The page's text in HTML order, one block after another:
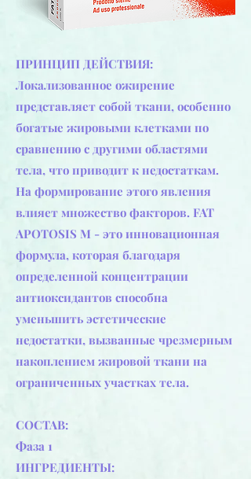
ПРИНЦИП ДЕЙСТВИЯ:
Локализованное ожирение
представляет собой ткани, особенно
богатые жировыми клетками по
сравнению с другими областями
тела, что приводит к недостаткам.
На формирование этого явления
влияет множество факторов. FAT
APOTOSIS М - это инновационная
формула, которая благодаря
определенной концентрации
антиоксидантов способна
уменьшить эстетические
недостатки, вызванные чрезмерным
накоплением жировой ткани на
ограниченных участках тела.
СОСТАВ:
Фаза 1
ИНГРЕДИЕНТЫ: